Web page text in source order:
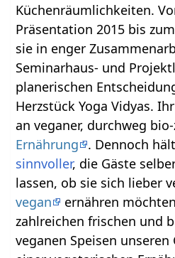
Küchenräumlichkeiten.
Präsentation 2015 bis
sie in enger
Seminarhaus- und
planerischen
Herzstück Yoga Vidyas.
an veganer, durchweg
Ernährung
. Dennoch
sinnvoller, die Gäste
lassen, ob sie sich lieber
vegan
ernähren
zahlreichen frischen und
veganen Speisen